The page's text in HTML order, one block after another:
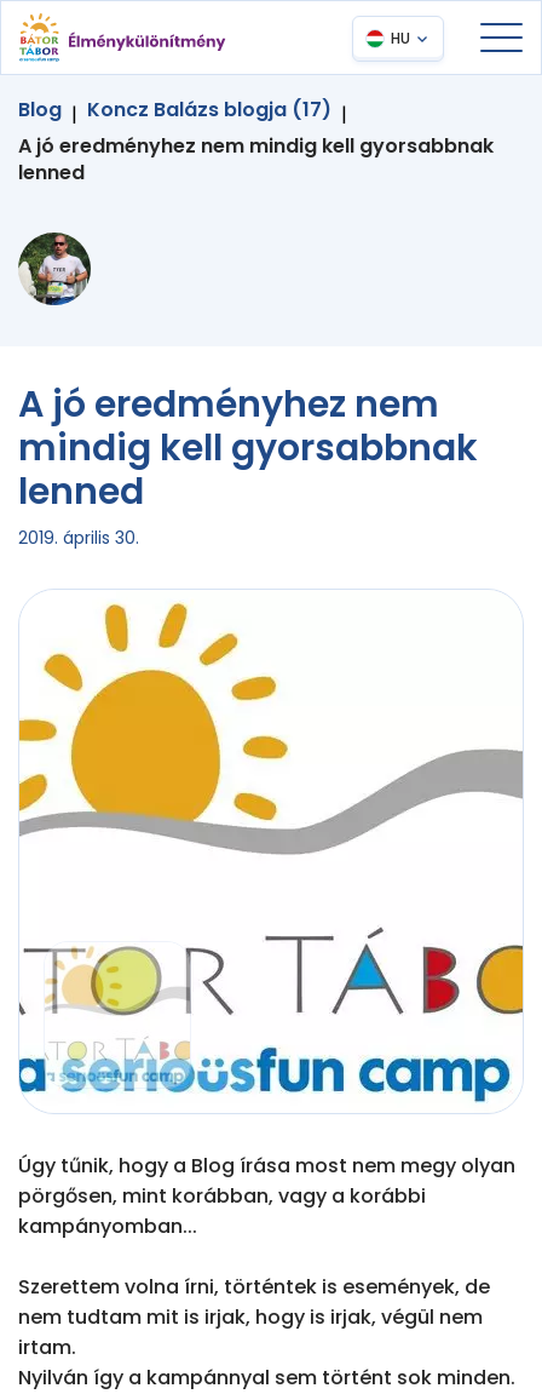
HU
Blog | Koncz Balázs blogja (17) |
A jó eredményhez nem mindig kell gyorsabbnak
lenned
A jó eredményhez nem
mindig kell gyorsabbnak
lenned
2019. április 30.
Úgy tűnik, hogy a Blog írása most nem megy olyan
pörgősen, mint korábban, vagy a korábbi
kampányomban...
Szerettem volna írni, történtek is események, de
nem tudtam mit is irjak, hogy is irjak, végül nem
irtam.
Nyilván így a kampánnyal sem történt sok minden.